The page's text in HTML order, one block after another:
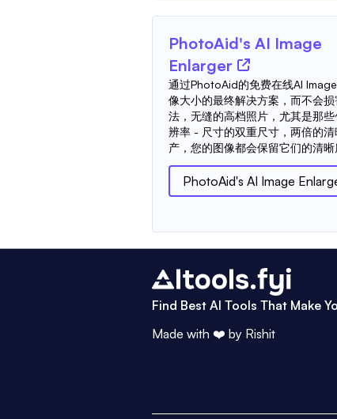
PhotoAid's AI Image
Enlarger
通过PhotoAid的免费在线AI
像大小的最终解决方案，而不会
法，无缝的高档照片，尤其是那
辨率 - 尺寸的双重尺寸，两倍的
产，您的图像都会保留它们的清
PhotoAid's AI Image
Find Best AI Tools That Make
Made with ❤️ by Rishit